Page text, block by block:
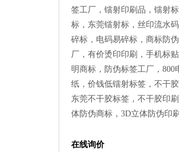
签工厂，镭射印刷品，镭射
标，东莞镭射标，丝印流水
碎标，电码易碎标，商标防
厂，有价烫印印刷，手机标
明商标，防伪标签工厂， 800
纸，价钱低镭射标签，不干
东莞不干胶标签，不干胶印
体防伪商标， 3D立体防伪印
在线询价